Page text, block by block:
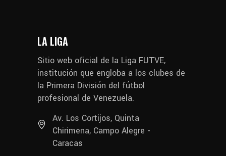
LA LIGA
Sitio web oficial de la Liga FUTVE,
institución que engloba a los clubes de
la Primera División del fútbol
profesional de Venezuela.
Av. Los Cortijos, Quinta
Chirimena, Campo Alegre -
Caracas